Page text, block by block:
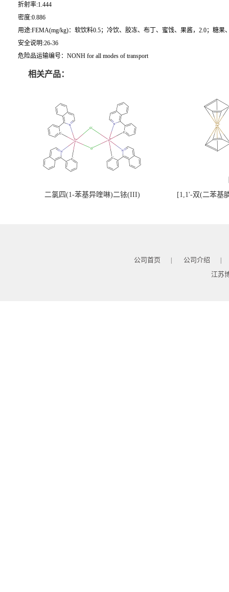
折射率:1.444
密度:0.886
用途:FEMA(mg/kg)：软饮料0.5；冷饮、胶冻、布丁、蜜饯、果酱，2.0；糖果
安全说明:26-36
危险品运输编号：NONH for all modes of transport
相关产品：
二氯四(1-苯基异喹啉)二铱(III) [1,1'-双(二苯基
公司首页 | 公司介绍 |
江苏